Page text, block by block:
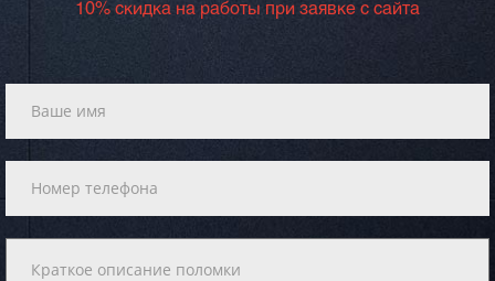
10% скидка на работы при заявке с сайта